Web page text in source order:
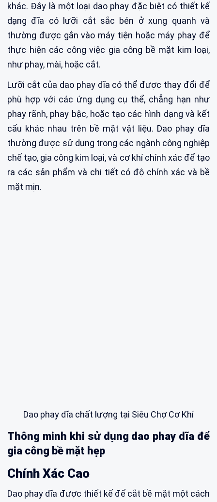
khác. Đây là một loại dao phay đặc biệt có thiết kế
dạng đĩa có lưỡi cắt sắc bén ở xung quanh và
thường được gắn vào máy tiện hoặc máy phay để
thực hiện các công việc gia công bề mặt kim loại,
như phay, mài, hoặc cắt.
Lưỡi cắt của dao phay dĩa có thể được thay đổi để
phù hợp với các ứng dụng cụ thể, chẳng hạn như
phay rãnh, phay bậc, hoặc tạo các hình dạng và kết
cấu khác nhau trên bề mặt vật liệu. Dao phay dĩa
thường được sử dụng trong các ngành công nghiệp
chế tạo, gia công kim loại, và cơ khí chính xác để tạo
ra các sản phẩm và chi tiết có độ chính xác và bề
mặt mịn.
Dao phay dĩa chất lượng tại Siêu Chợ Cơ Khí
Thông minh khi sử dụng dao phay dĩa để
gia công bề mặt hẹp
Chính Xác Cao
Dao phay dĩa được thiết kế để cắt bề mặt một cách